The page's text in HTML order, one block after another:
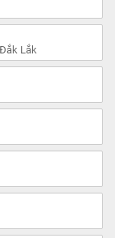
Lắk